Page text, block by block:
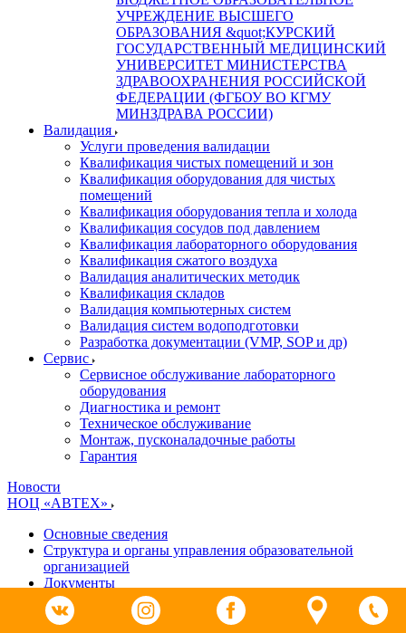
УЧРЕЖДЕНИЕ ВЫСШЕГО
ОБРАЗОВАНИЯ &quot;КУРСКИЙ
ГОСУДАРСТВЕННЫЙ МЕДИЦИНСКИЙ
УНИВЕРСИТЕТ МИНИСТЕРСТВА
ЗДРАВООХРАНЕНИЯ РОССИЙСКОЙ
ФЕДЕРАЦИИ (ФГБОУ ВО КГМУ
МИНЗДРАВА РОССИИ)
Валидация
Услуги проведения валидации
Квалификация чистых помещений и зон
Квалификация оборудования для чистых
помещений
Квалификация оборудования тепла и холода
Квалификация сосудов под давлением
Квалификация лабораторного оборудования
Квалификация сжатого воздуха
Валидация аналитических методик
Квалификация складов
Валидация компьютерных систем
Валидация систем водоподготовки
Разработка документации (VMP, SOP и др)
Cервис
Сервисное обслуживание лабораторного
оборудования
Диагностика и ремонт
Техническое обслуживание
Монтаж, пусконаладочные работы
Гарантия
Новости
НОЦ «АВТЕХ»
Основные сведения
Структура и органы управления образовательной
организацией
Документы
Образование
Руководство. Педагогический (научно-педагогический)